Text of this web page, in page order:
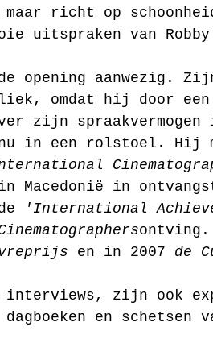
richt op
uitspraken van
opening aanwezig.
omdat hij door een
zijn
in een rolstoel. Hij
Macedonië in
'International
en in 2007 de
interviews, zijn ook
en schetsen